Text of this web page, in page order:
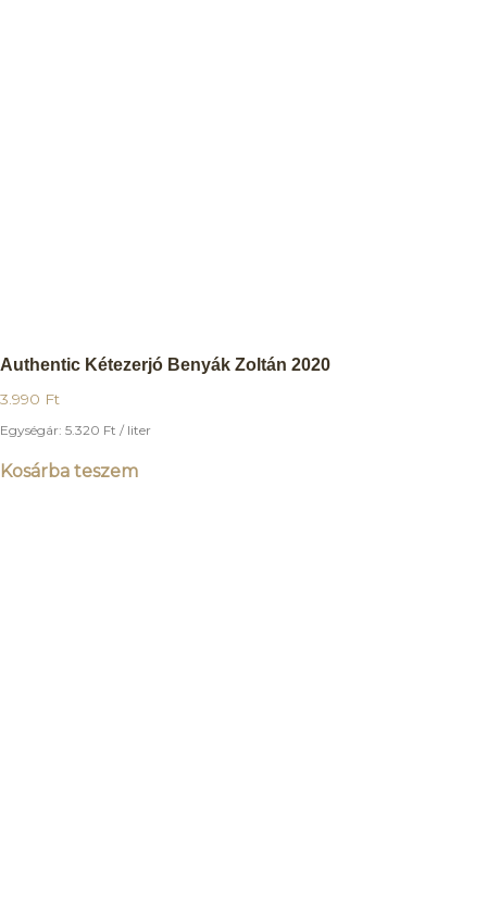
Authentic Kétezerjó Benyák Zoltán 2020
3.990 Ft
Egységár: 5.320 Ft / liter
Kosárba teszem